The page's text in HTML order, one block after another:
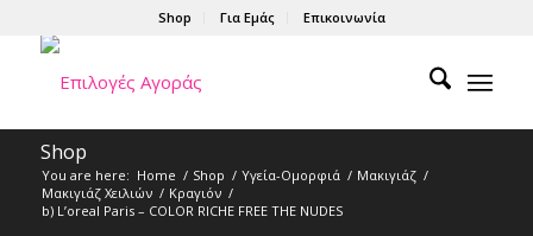
Shop Για Εμάς Επικοινωνία
Shop
You are here: Home / Shop / Υγεία-Ομορφιά / Μακιγιάζ /
Μακιγιάζ Χειλιών / Κραγιόν /
b) L’oreal Paris – COLOR RICHE FREE THE NUDES